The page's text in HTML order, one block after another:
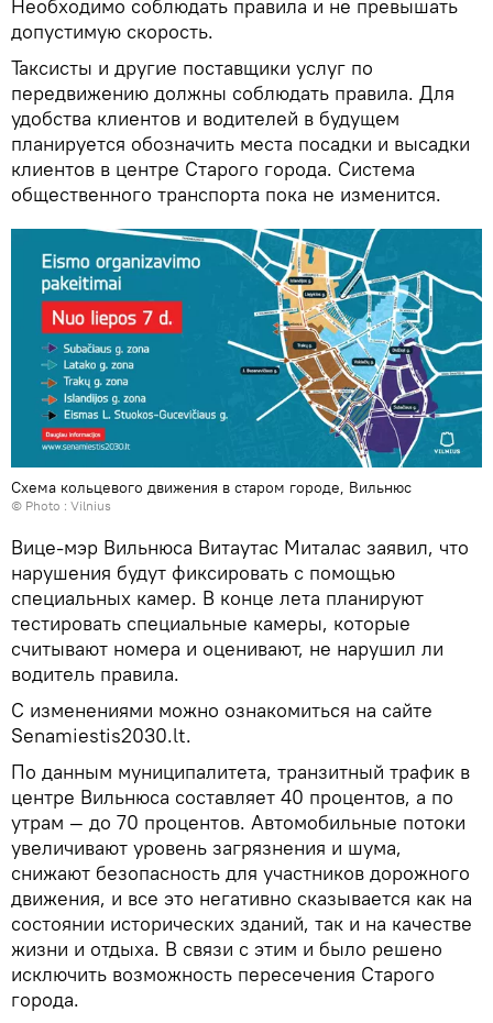
Необходимо соблюдать правила и не превышать
допустимую скорость.
Таксисты и другие поставщики услуг по
передвижению должны соблюдать правила. Для
удобства клиентов и водителей в будущем
планируется обозначить места посадки и высадки
клиентов в центре Старого города. Система
общественного транспорта пока не изменится.
Схема кольцевого движения в старом городе, Вильнюс
© Photo : Vilnius
Вице-мэр Вильнюса Витаутас Миталас заявил, что
нарушения будут фиксировать с помощью
специальных камер. В конце лета планируют
тестировать специальные камеры, которые
считывают номера и оценивают, не нарушил ли
водитель правила.
С изменениями можно ознакомиться на сайте
Senamiestis2030.lt.
По данным муниципалитета, транзитный трафик в
центре Вильнюса составляет 40 процентов, а по
утрам — до 70 процентов. Автомобильные потоки
увеличивают уровень загрязнения и шума,
снижают безопасность для участников дорожного
движения, и все это негативно сказывается как на
состоянии исторических зданий, так и на качестве
жизни и отдыха. В связи с этим и было решено
исключить возможность пересечения Старого
города.